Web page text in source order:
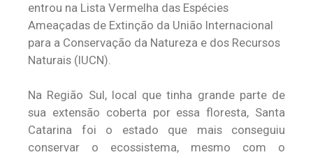
entrou na Lista Vermelha das Espécies
Ameaçadas de Extinção da União Internacional
para a Conservação da Natureza e dos Recursos
Naturais (IUCN).
Na Região Sul, local que tinha grande parte de
sua extensão coberta por essa floresta, Santa
Catarina foi o estado que mais conseguiu
conservar o ecossistema, mesmo com o